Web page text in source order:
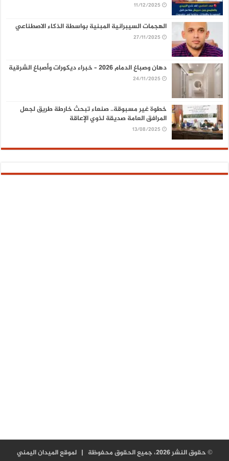
11/12/2025
الهجمات السيبرانية المبنية بواسطة الذكاء الاصطناعي
27/11/2025
دهان وصباغ الدمام 2026 – خبراء ديكورات وأصباغ الشرقية
24/11/2025
خطوة غير مسبوقة.. صنعاء تبحث خارطة طريق لجعل
المرافق العامة صديقة لذوي الإعاقة
13/08/2025
© حقوق النشر 2026، جميع الحقوق محفوظة | لموقع الميدان اليمني